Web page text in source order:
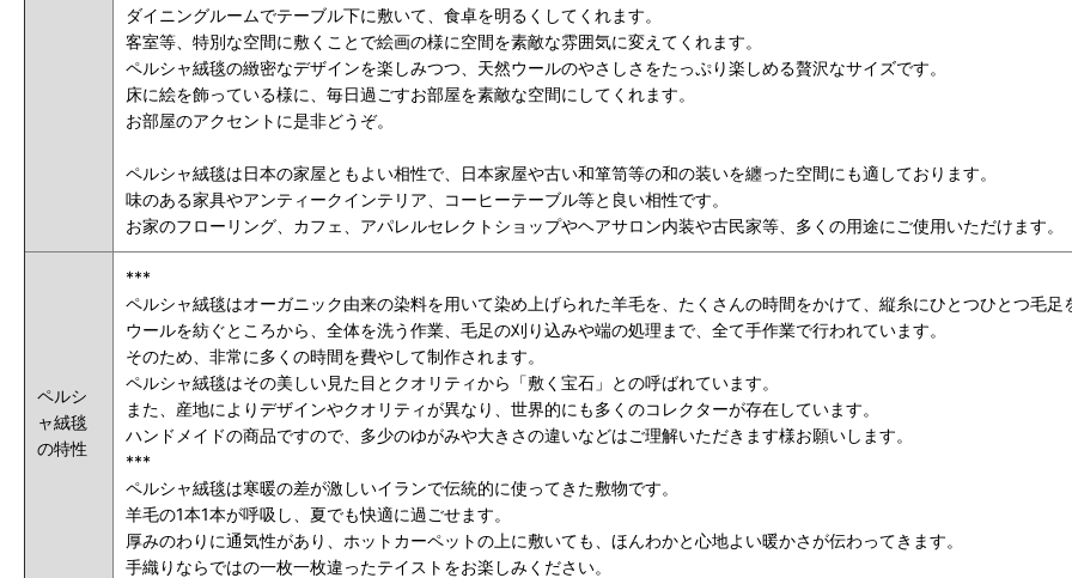
ダイニングルームでテーブル下に敷いて、食卓を明るくしてくれます。
客室等、特別な空間に敷くことで絵画の様に空間を素敵な雰囲気に変えてくれます。
ペルシャ絨毯の緻密なデザインを楽しみつつ、天然ウールのやさしさをたっぷり楽しめる贅沢なサイズです。
床に絵を飾っている様に、毎日過ごすお部屋を素敵な空間にしてくれます。
お部屋のアクセントに是非どうぞ。
ペルシャ絨毯は日本の家屋ともよい相性で、日本家屋や古い和箪笥等の和の装いを纏った空間にも適しております。
味のある家具やアンティークインテリア、コーヒーテーブル等と良い相性です。
お家のフローリング、カフェ、アパレルセレクトショップやヘアサロン内装や古民家等、多くの用途にご使用いただけます。
ペルシ
ャ絨毯
の特性
***
ペルシャ絨毯はオーガニック由来の染料を用いて染め上げられた羊毛を、たくさんの時間をかけて、縦糸にひとつひとつ毛
ウールを紡ぐところから、全体を洗う作業、毛足の刈り込みや端の処理まで、全て手作業で行われています。
そのため、非常に多くの時間を費やして制作されます。
ペルシャ絨毯はその美しい見た目とクオリティから「敷く宝石」との呼ばれています。
また、産地によりデザインやクオリティが異なり、世界的にも多くのコレクターが存在しています。
ハンドメイドの商品ですので、多少のゆがみや大きさの違いなどはご理解いただきます様お願いします。
***
ペルシャ絨毯は寒暖の差が激しいイランで伝統的に使ってきた敷物です。
羊毛の1本1本が呼吸し、夏でも快適に過ごせます。
厚みのわりに通気性があり、ホットカーペットの上に敷いても、ほんわかと心地よい暖かさが伝わってきます。
手織りならではの一枚一枚違ったテイストをお楽しみください。